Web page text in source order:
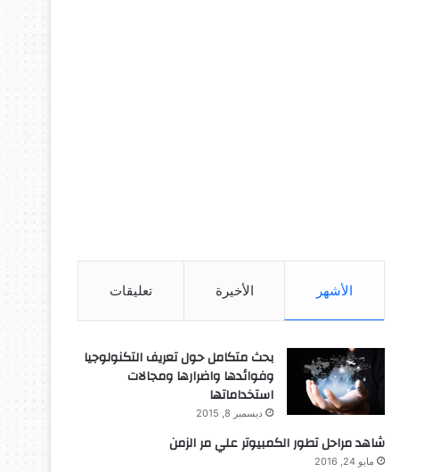
الأشهر الأخيرة تعليقات
بحث متكامل حول تعريف التكنولوجيا
وفوائدها واضرارها ومجالات
استخداماتها
ديسمبر 8, 2015
شاهد مراحل تطور الكمبيوتر علي مر الزمن
مايو 24, 2016